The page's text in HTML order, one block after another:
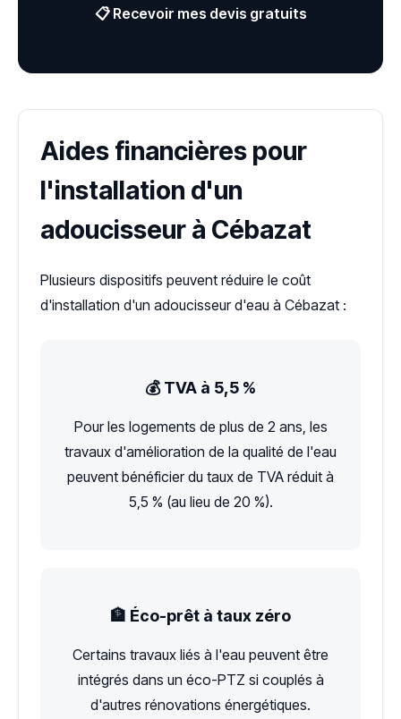
📋 Recevoir mes devis gratuits
Aides financières pour
l'installation d'un
adoucisseur à Cébazat
Plusieurs dispositifs peuvent réduire le coût
d'installation d'un adoucisseur d'eau à Cébazat :
💰 TVA à 5,5 %
Pour les logements de plus de 2 ans, les
travaux d'amélioration de la qualité de l'eau
peuvent bénéficier du taux de TVA réduit à
5,5 % (au lieu de 20 %).
🏦 Éco-prêt à taux zéro
Certains travaux liés à l'eau peuvent être
intégrés dans un éco-PTZ si couplés à
d'autres rénovations énergétiques.